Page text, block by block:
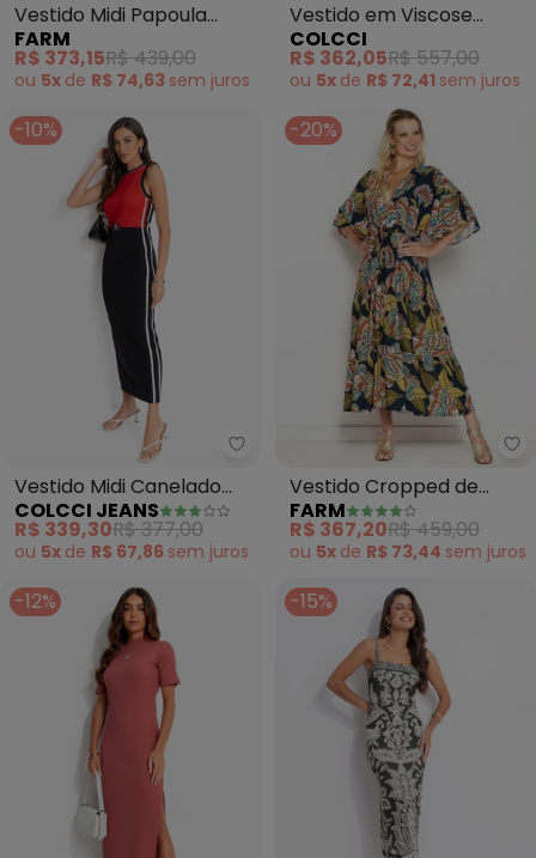
Vestido Midi Papoula
(Preto)
FARM
R$ 373,15R$ 439,00
ou 5x de R$ 74,63 sem juros
Vestido em Viscose
(Preto)
COLCCI
R$ 362,05R$ 557,00
ou 5x de R$ 72,41 sem juros
-10%
Colcci Jeans - Vestido Midi
Vestido Midi Canelado
Preto
COLCCI JEANS
R$ 339,30R$ 377,00
ou 5x de R$ 67,86 sem juros
-20%
Vestido Cropped de
Viscose Floral Espectro
(Estampado)
FARM
R$ 367,20R$ 459,00
ou 5x de R$ 73,44 sem juros
-12% -15%